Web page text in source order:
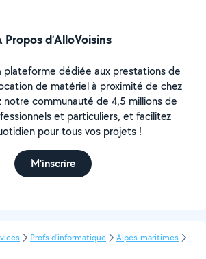
Propos d’AlloVoisins
plateforme dédiée aux prestations de
de matériel à proximité de chez
notre communauté de 4,5 millions de
et particuliers, et facilitez
pour tous vos projets !
M'inscrire
Profs d'informatique
Alpes-maritimes